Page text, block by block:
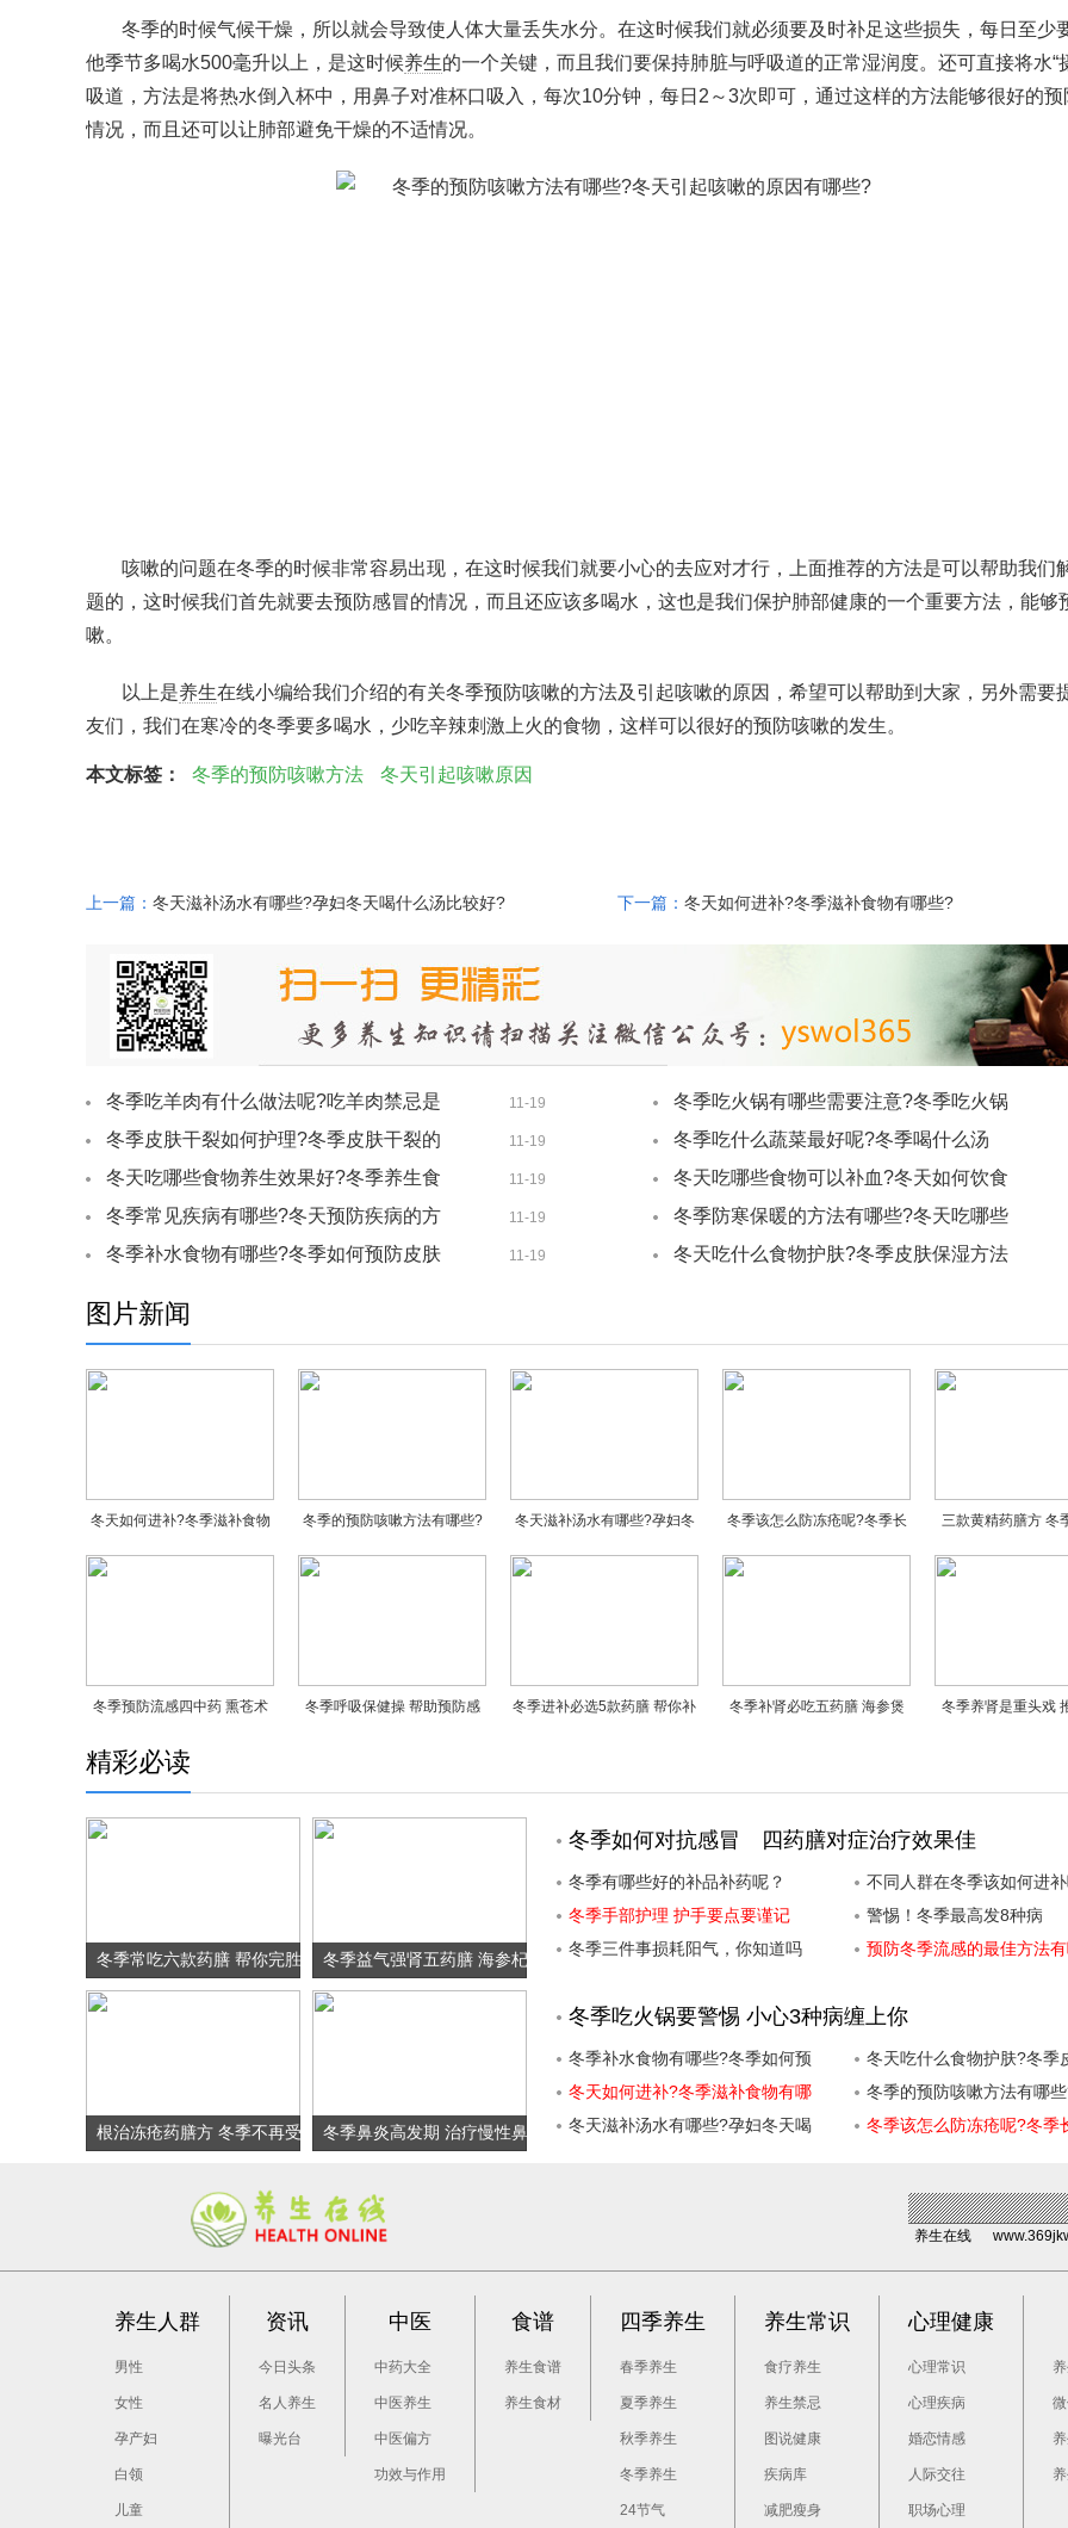
冬季的时候气候干燥，所以就会导致使人体大量丢失水分。在这时候我们就必须要及时补足这些损失，每日至少
他季节多喝水500毫升以上，是这时候养生的一个关键，而且我们要保持肺脏与呼吸道的正常湿润度。还可直接将水“
吸道，方法是将热水倒入杯中，用鼻子对准杯口吸入，每次10分钟，每日2～3次即可，通过这样的方法能够很好的预
情况，而且还可以让肺部避免干燥的不适情况。
咳嗽的问题在冬季的时候非常容易出现，在这时候我们就要小心的去应对才行，上面推荐的方法是可以帮助我们
题的，这时候我们首先就要去预防感冒的情况，而且还应该多喝水，这也是我们保护肺部健康的一个重要方法，能够
嗽。
以上是养生在线小编给我们介绍的有关冬季预防咳嗽的方法及引起咳嗽的原因，希望可以帮助到大家，另外需要
友们，我们在寒冷的冬季要多喝水，少吃辛辣刺激上火的食物，这样可以很好的预防咳嗽的发生。
本文标签： 冬季的预防咳嗽方法 冬天引起咳嗽原因
上一篇： 冬天滋补汤水有哪些?孕妇冬天喝什么汤比较好? 下一篇： 冬天如何进补?冬季滋补食物有哪些?
冬季吃羊肉有什么做法呢?吃羊肉禁忌是
什么?
11-19
冬季吃火锅有哪些需要注意?冬季吃火锅
的好处有哪些?
冬季皮肤干裂如何护理?冬季皮肤干裂的
原因是什么?
11-19
冬季吃什么蔬菜最好呢?冬季喝什么汤
好?
冬天吃哪些食物养生效果好?冬季养生食
物有哪些?
11-19
冬天吃哪些食物可以补血?冬天如何饮食
养生?
冬季常见疾病有哪些?冬天预防疾病的方
法有哪些?
11-19
冬季防寒保暖的方法有哪些?冬天吃哪些
食物有保暖功效?
冬季补水食物有哪些?冬季如何预防皮肤
11-19
冬天吃什么食物护肤?冬季皮肤保湿方法
图片新闻
冬天如何进补?冬季滋补食物
冬季的预防咳嗽方法有哪些?
冬天滋补汤水有哪些?孕妇冬
冬季该怎么防冻疮呢?冬季长
三款黄精药膳方 冬
冬季预防流感四中药 熏苍术
冬季呼吸保健操 帮助预防感
冬季进补必选5款药膳 帮你补
冬季补肾必吃五药膳 海参煲
冬季养肾是重头戏
精彩必读
冬季常吃六款药膳 帮你完胜
保胃之战
冬季益气强肾五药膳 海参杞
参汤生精养血
根治冻疮药膳方 冬季不再受
冬季鼻炎高发期 治疗慢性鼻
冬季如何对抗感冒 四药膳对症治疗效果佳
冬季有哪些好的补品补药呢？
不同人群在冬季该如何进补
冬季手部护理 护手要点要谨记
警惕！冬季最高发8种病
冬季三件事损耗阳气，你知道吗
预防冬季流感的最佳方法
冬季吃火锅要警惕 小心3种病缠上你
冬季补水食物有哪些?冬季如何预
防皮肤干燥呢?
冬天吃什么食物护肤?冬季
湿方法有哪些?
冬天如何进补?冬季滋补食物有哪
些?
冬季的预防咳嗽方法有哪
引起咳嗽的原因有哪些?
冬天滋补汤水有哪些?孕妇冬天喝
冬季该怎么防冻疮呢?冬季
养生在线
养生人群
男性
女性
孕产妇
白领
儿童
资讯
今日头条
名人养生
曝光台
中医
中药大全
中医养生
中医偏方
功效与作用
食谱
养生食谱
养生食材
四季养生
春季养生
夏季养生
秋季养生
冬季养生
24节气
养生常识
食疗养生
养生禁忌
图说健康
疾病库
减肥瘦身
心理健康
心理常识
心理疾病
婚恋情感
人际交往
职场心理